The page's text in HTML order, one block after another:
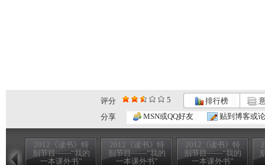
评分 5 排行榜
分享
MSN或QQ好友 贴到博客或
2012《读书》特
别节目——“我的
一本课外书”
2012《读书》特
别节目——“我的
一本课外书”
2012《读书》特
别节目——“我的
一本课外书”